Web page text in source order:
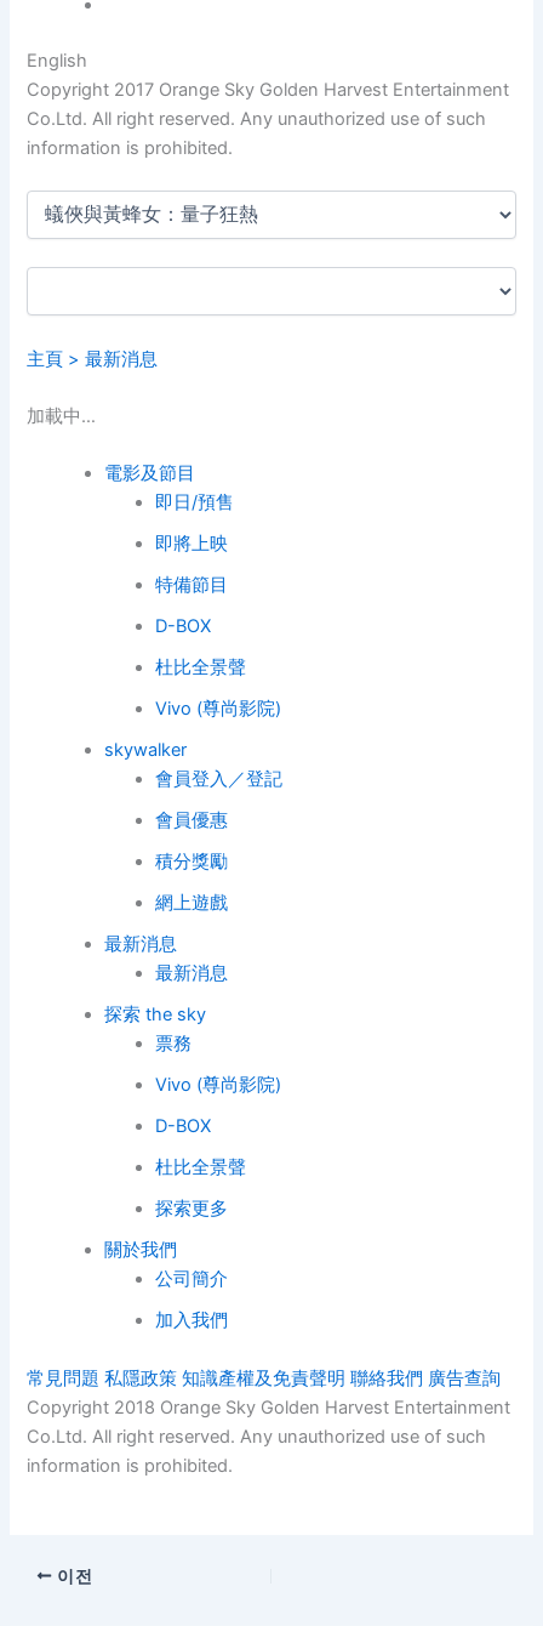
English
Copyright 2017 Orange Sky Golden Harvest Entertainment
Co.Ltd. All right reserved. Any unauthorized use of such
information is prohibited.
主頁 > 最新消息
加載中…
電影及節目
即日/預售
即將上映
特備節目
D-BOX
杜比全景聲
Vivo (尊尚影院)
skywalker
會員登入／登記
會員優惠
積分獎勵
網上遊戲
最新消息
最新消息
探索 the sky
票務
Vivo (尊尚影院)
D-BOX
杜比全景聲
探索更多
關於我們
公司簡介
加入我們
常見問題 私隱政策 知識產權及免責聲明 聯絡我們 廣告查詢
Copyright 2018 Orange Sky Golden Harvest Entertainment
Co.Ltd. All right reserved. Any unauthorized use of such
information is prohibited.
이전